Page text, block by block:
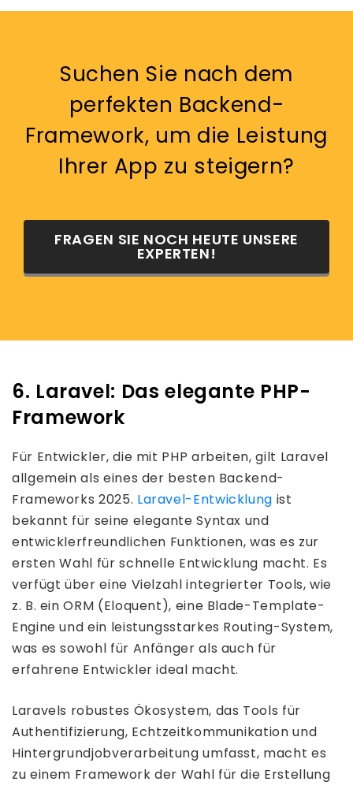
Suchen Sie nach dem
perfekten Backend-
Framework, um die Leistung
Ihrer App zu steigern?
FRAGEN SIE NOCH HEUTE UNSERE
EXPERTEN!
6. Laravel: Das elegante PHP-
Framework
Für Entwickler, die mit PHP arbeiten, gilt Laravel
allgemein als eines der besten Backend-
Frameworks 2025. Laravel-Entwicklung ist
bekannt für seine elegante Syntax und
entwicklerfreundlichen Funktionen, was es zur
ersten Wahl für schnelle Entwicklung macht. Es
verfügt über eine Vielzahl integrierter Tools, wie
z. B. ein ORM (Eloquent), eine Blade-Template-
Engine und ein leistungsstarkes Routing-System,
was es sowohl für Anfänger als auch für
erfahrene Entwickler ideal macht.
Laravels robustes Ökosystem, das Tools für
Authentifizierung, Echtzeitkommunikation und
Hintergrundjobverarbeitung umfasst, macht es
zu einem Framework der Wahl für die Erstellung